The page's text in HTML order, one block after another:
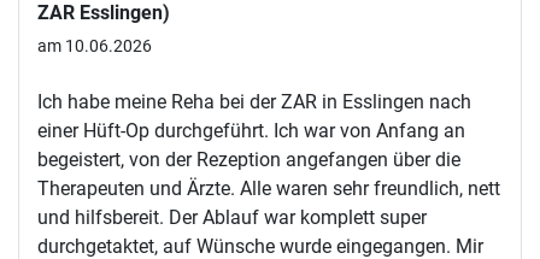
ZAR Esslingen)
am 10.06.2026
Ich habe meine Reha bei der ZAR in Esslingen nach
einer Hüft-Op durchgeführt. Ich war von Anfang an
begeistert, von der Rezeption angefangen über die
Therapeuten und Ärzte. Alle waren sehr freundlich, nett
und hilfsbereit. Der Ablauf war komplett super
durchgetaktet, auf Wünsche wurde eingegangen. Mir